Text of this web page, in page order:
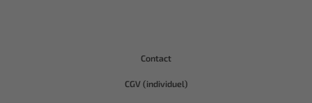
Contact
CGV (individuel)